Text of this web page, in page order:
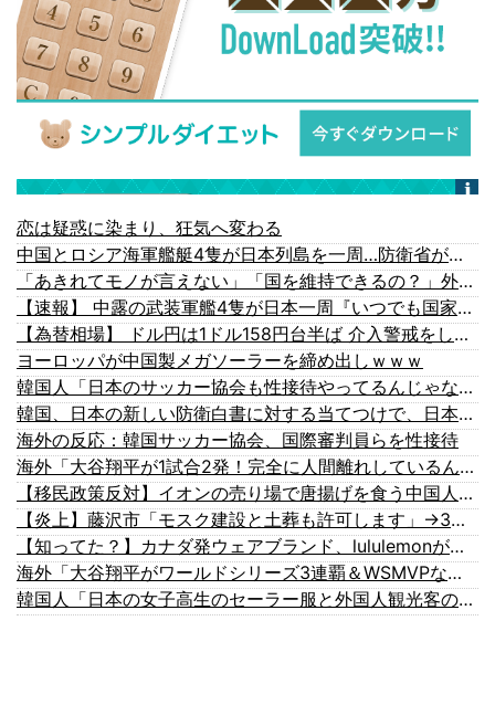
恋は疑惑に染まり、狂気へ変わる
中国とロシア海軍艦艇4隻が日本列島を一周…防衛省が全航路を公開！
「あきれてモノが言えない」「国を維持できるの？」外国人の永住許可要件の厳格化で在日中国人の本音は？
【速報】 中露の武装軍艦4隻が日本一周『いつでも国家沈没させられるぞ』
【為替相場】 ドル円は1ドル158円台半ば 介入警戒をしつつ円売りが続行
ヨーロッパが中国製メガソーラーを締め出しｗｗｗ
韓国人「日本のサッカー協会も性接待やってるんじゃないですか？」
韓国、日本の新しい防衛白書に対する当てつけで、日本の制止も聞かず日本の領土で軍事訓練を強行
海外の反応：韓国サッカー協会、国際審判員らを性接待
海外「大谷翔平が1試合2発！完全に人間離れしているんだが…」
【移民政策反対】イオンの売り場で唐揚げを食う中国人の子供
【炎上】藤沢市「モスク建設と土葬も許可します」→3万人の反対署名も却下
【知ってた？】カナダ発ウェアブランド、lululemonが日本でオープン→店名は日本差別からできた？
海外「大谷翔平がワールドシリーズ3連覇＆WSMVPなら歴代何位？海外ファンの答えがこちら」
韓国人「日本の女子高生のセーラー服と外国人観光客の関係性」